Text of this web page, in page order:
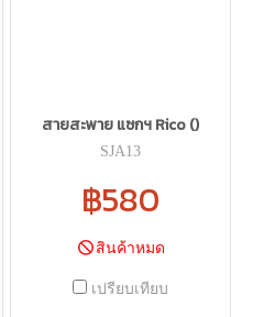
สายสะพาย แซกฯ Rico ()
SJA13
฿580
สินค้าหมด
เปรียบเทียบ